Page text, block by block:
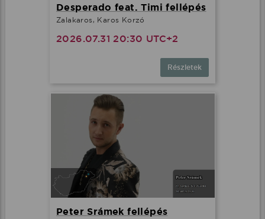
Desperado feat. Timi fellépés
Zalakaros, Karos Korzó
2026.07.31 20:30 UTC+2
Részletek
Peter Srámek fellépés